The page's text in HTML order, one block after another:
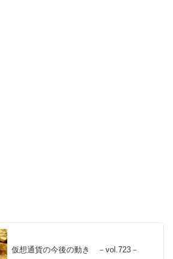
仮想通貨の今後の動き －vol.723－